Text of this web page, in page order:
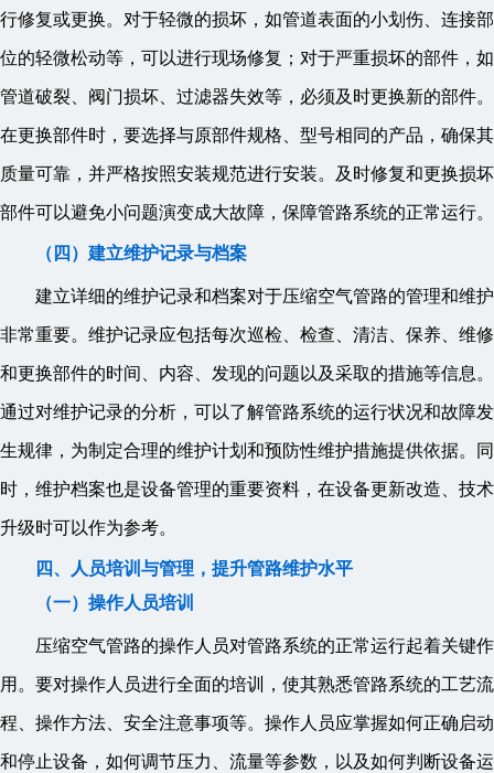
行修复或更换。对于轻微的损坏，如管道表面的小划伤、连接部
位的轻微松动等，可以进行现场修复；对于严重损坏的部件，如
管道破裂、阀门损坏、过滤器失效等，必须及时更换新的部件。
在更换部件时，要选择与原部件规格、型号相同的产品，确保其
质量可靠，并严格按照安装规范进行安装。及时修复和更换损坏
部件可以避免小问题演变成大故障，保障管路系统的正常运行。
（四）建立维护记录与档案
建立详细的维护记录和档案对于压缩空气管路的管理和维护
非常重要。维护记录应包括每次巡检、检查、清洁、保养、维修
和更换部件的时间、内容、发现的问题以及采取的措施等信息。
通过对维护记录的分析，可以了解管路系统的运行状况和故障发
生规律，为制定合理的维护计划和预防性维护措施提供依据。同
时，维护档案也是设备管理的重要资料，在设备更新改造、技术
升级时可以作为参考。
四、人员培训与管理，提升管路维护水平
（一）操作人员培训
压缩空气管路的操作人员对管路系统的正常运行起着关键作
用。要对操作人员进行全面的培训，使其熟悉管路系统的工艺流
程、操作方法、安全注意事项等。操作人员应掌握如何正确启动
和停止设备，如何调节压力、流量等参数，以及如何判断设备运